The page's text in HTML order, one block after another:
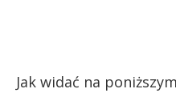
Jak widać na